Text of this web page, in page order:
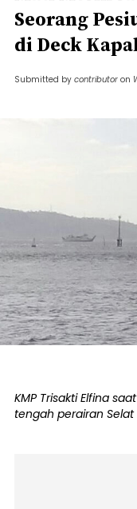
Seorang
di Deck
Submitted by contributor on
KMP Trisakti Elfina
tengah perairan Selat